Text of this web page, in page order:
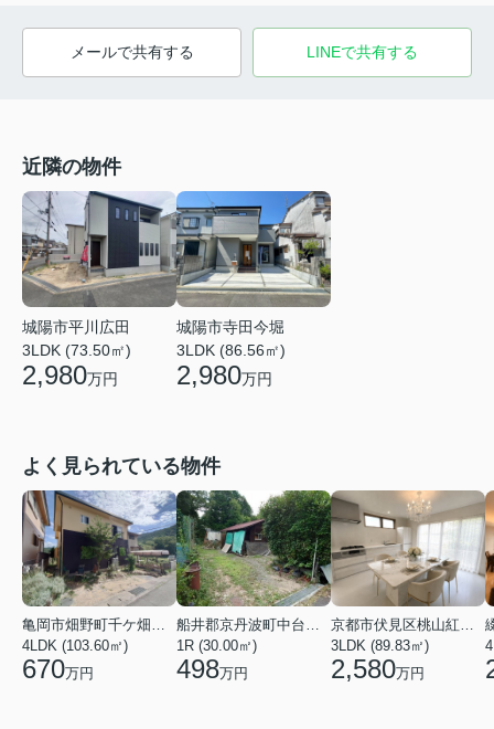
メールで共有する LINEで共有する
近隣の物件
城陽市平川広田
3LDK (73.50㎡)
2,980万円
城陽市寺田今堀
3LDK (86.56㎡)
2,980万円
よく見られている物件
4LDK (103.60㎡)
670万円
1R (30.00㎡)
498万円
3LDK (89.83㎡)
2,580万円